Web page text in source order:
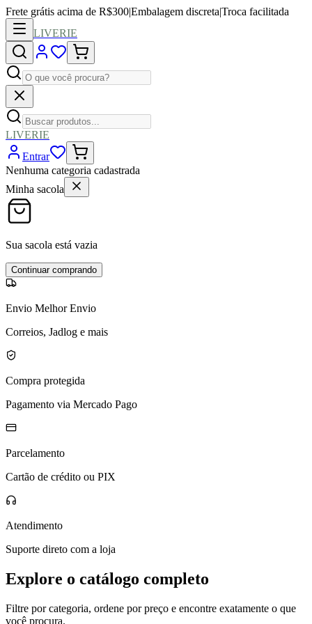
Frete grátis acima de R$300|Embalagem discreta|Troca facilitada
LIVERIE
LIVERIE
Entrar
Nenhuma categoria cadastrada
Minha sacola
Sua sacola está vazia
Continuar comprando
Envio Melhor Envio
Correios, Jadlog e mais
Compra protegida
Pagamento via Mercado Pago
Parcelamento
Cartão de crédito ou PIX
Atendimento
Suporte direto com a loja
Explore o catálogo completo
Filtre por categoria, ordene por preço e encontre exatamente o que
você procura.